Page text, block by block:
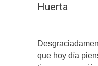
Huerta
que hoy día